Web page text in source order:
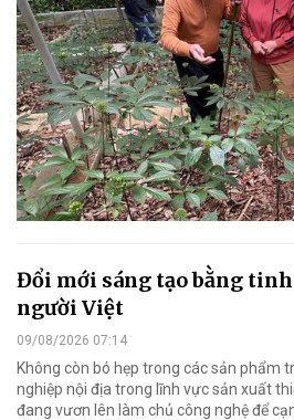
Đổi mới sáng tạo bằng
người Việt
09/08/2026 07:14
Không còn bó hẹp trong các sản phẩm
nghiệp nội địa trong lĩnh vực sản xuất
đang vươn lên làm chủ công nghệ để